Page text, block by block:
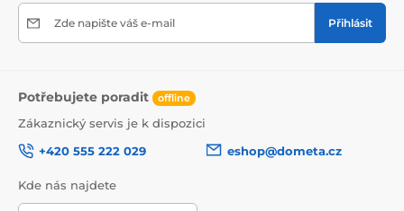
Zde napište váš e-mail Přihlásit
Potřebujete poradit offline
Zákaznický servis je k dispozici
+420 555 222 029
eshop@dometa.cz
Kde nás najdete